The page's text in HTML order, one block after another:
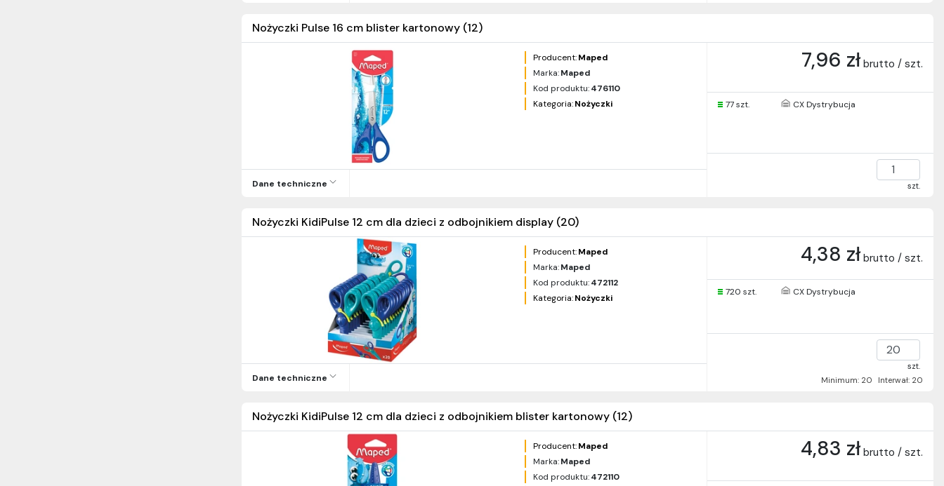
Nożyczki Pulse 16 cm blister kartonowy (12)
Producent:Maped
Marka:Maped
Kod produktu:476110
Kategoria:Nożyczki
Dane techniczne
7,96 zł brutto / szt.
77 szt. CX Dystrybucja
szt.
Nożyczki KidiPulse 12 cm dla dzieci z odbojnikiem display (20)
Producent:Maped
Marka:Maped
Kod produktu:472112
Kategoria:Nożyczki
Dane techniczne
4,38 zł brutto / szt.
720 szt. CX Dystrybucja
szt.
Minimum: 20
Interwał: 20
Nożyczki KidiPulse 12 cm dla dzieci z odbojnikiem blister kartonowy (12)
Producent:Maped
Marka:Maped
Kod produktu:472110
4,83 zł brutto / szt.